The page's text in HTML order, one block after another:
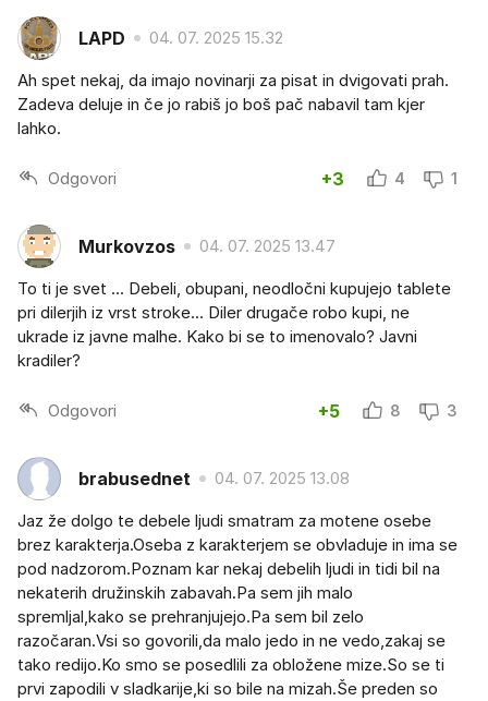
LAPD 04. 07. 2025 15.32
Ah spet nekaj, da imajo novinarji za pisat in dvigovati prah.
Zadeva deluje in če jo rabiš jo boš pač nabavil tam kjer
lahko.
Odgovori +3 4 1
Murkovzos 04. 07. 2025 13.47
To ti je svet ... Debeli, obupani, neodločni kupujejo tablete
pri dilerjih iz vrst stroke... Diler drugače robo kupi, ne
ukrade iz javne malhe. Kako bi se to imenovalo? Javni
kradiler?
Odgovori +5 8 3
brabusednet 04. 07. 2025 13.08
Jaz že dolgo te debele ljudi smatram za motene osebe
brez karakterja.Oseba z karakterjem se obvladuje in ima se
pod nadzorom.Poznam kar nekaj debelih ljudi in tidi bil na
nekaterih družinskih zabavah.Pa sem jih malo
spremljal,kako se prehranjujejo.Pa sem bil zelo
razočaran.Vsi so govorili,da malo jedo in ne vedo,zakaj se
tako redijo.Ko smo se posedlili za obložene mize.So se ti
prvi zapodili v sladkarije,ki so bile na mizah.Še preden so